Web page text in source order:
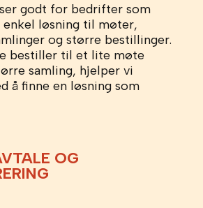
godt for bedrifter som
enkel løsning til møter,
og større bestillinger.
bestiller til et lite møte
samling, hjelper vi
å finne en løsning som
OG